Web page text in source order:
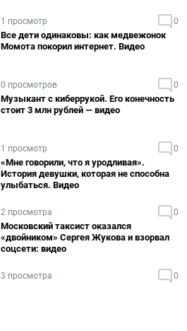
1 просмотр 0
Все дети одинаковы: как медвежонок
Момота покорил интернет. Видео
0 просмотров 0
Музыкант с киберрукой. Его конечность
стоит 3 млн рублей — видео
1 просмотр 0
«Мне говорили, что я уродливая».
История девушки, которая не способна
улыбаться. Видео
2 просмотра 0
Московский таксист оказался
«двойником» Сергея Жукова и взорвал
соцсети: видео
3 просмотра 0